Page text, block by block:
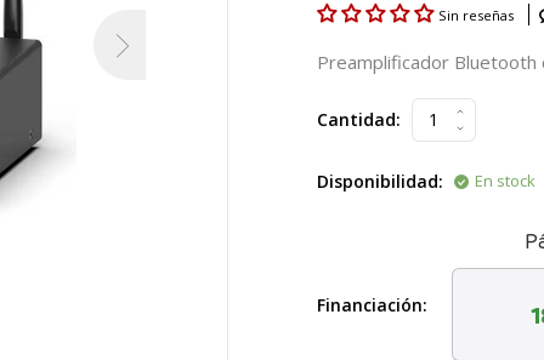
Sin reseñas
Preamplificador Bluetooth
Cantidad:
Disponibilidad: En stock
Financiación: